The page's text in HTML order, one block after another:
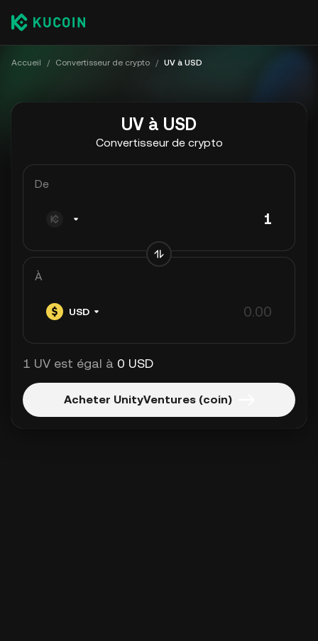
Accueil / Convertisseur de crypto / UV à USD
UV à USD
Convertisseur de crypto
De
À
USD
1 UV est égal à 0 USD
Acheter UnityVentures (coin)